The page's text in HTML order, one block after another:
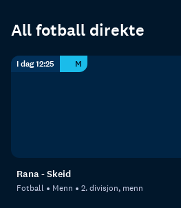
All fotball direkte
I dag 12:25 M
Rana - Skeid
Fotball Menn 2. divisjon, menn